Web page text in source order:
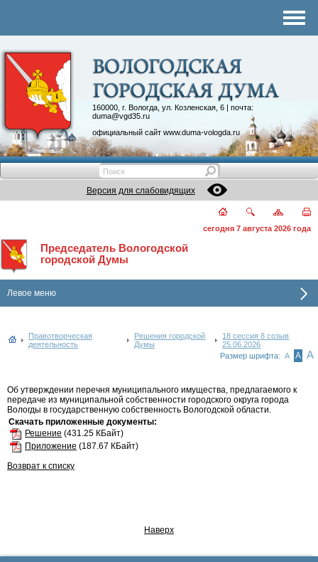
160000, г. Вологда, ул. Козленская, 6 | почта:
duma@vgd35.ru
официальный сайт www.duma-vologda.ru
Контакты
Депутатские объединения
Версия для слабовидящих
сегодня 7 августа 2026 года
Председатель Вологодской
городской Думы
Левое меню
Правотворческая
деятельность
Решения городской
Думы
18 сессия 8 созыв
25.06.2026
Размер шрифта: А А А
Об утверждении перечня муниципального имущества, предлагаемого к
передаче из муниципальной собственности городского округа города
Вологды в государственную собственность Вологодской области.
Скачать приложенные документы:
Решение (431.25 КБайт)
Приложение (187.67 КБайт)
Возврат к списку
Наверх